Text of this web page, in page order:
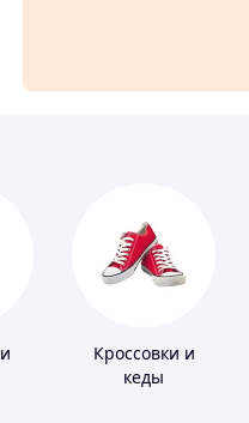
Кроссовки и
кеды